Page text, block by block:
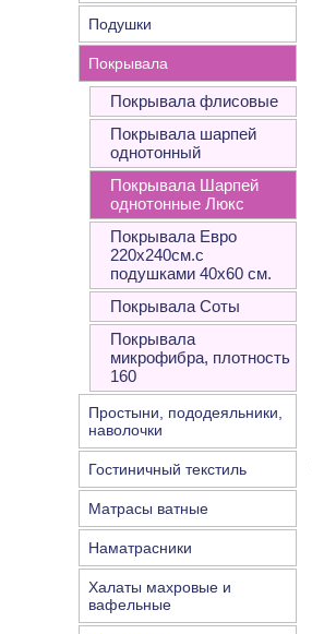
Подушки
Покрывала
Покрывала флисовые
Покрывала шарпей
однотонный
Покрывала Шарпей
однотонные Люкс
Покрывала Евро
220х240см.с
подушками 40х60 см.
Покрывала Соты
Покрывала
микрофибра, плотность
160
Простыни, пододеяльники,
наволочки
Гостиничный текстиль
Матрасы ватные
Наматрасники
Халаты махровые и
вафельные